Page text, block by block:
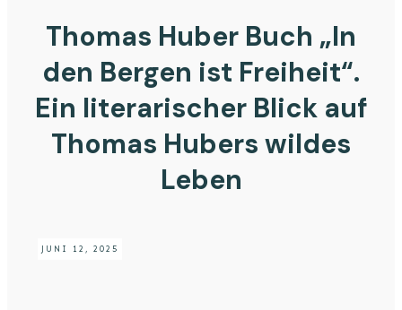
Thomas Huber Buch „In
den Bergen ist Freiheit“.
Ein literarischer Blick auf
Thomas Hubers wildes
Leben
JUNI 12, 2025